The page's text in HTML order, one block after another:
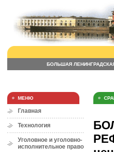
БОЛЬШАЯ
МЕНЮ
Главная
Технология
Уголовное и уголовно-
исполнительное право